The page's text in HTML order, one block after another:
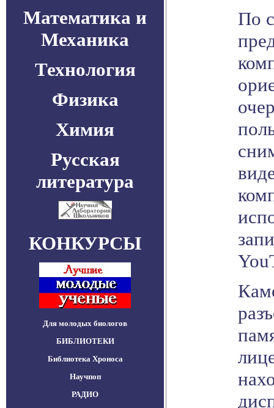
Математика и
Механика
Технология
Физика
Химия
Русская
литература
КОНКУРСЫ
Для молодых биологов
БИБЛИОТЕКИ
Библиотека Хроноса
Научпоп
РАДИО
По